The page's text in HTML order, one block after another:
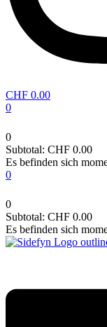
CHF 0.00
0
0
Subtotal: CHF 0.00
Es befinden sich
0
0
Subtotal: CHF 0.00
Es befinden sich